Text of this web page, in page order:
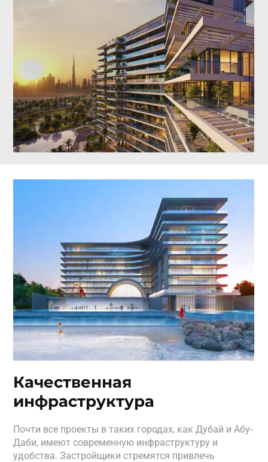
Качественная
инфраструктура
Почти все проекты в таких городах, как Дубай и Абу-
Даби, имеют современную инфраструктуру и
удобства. Застройщики стремятся привлечь